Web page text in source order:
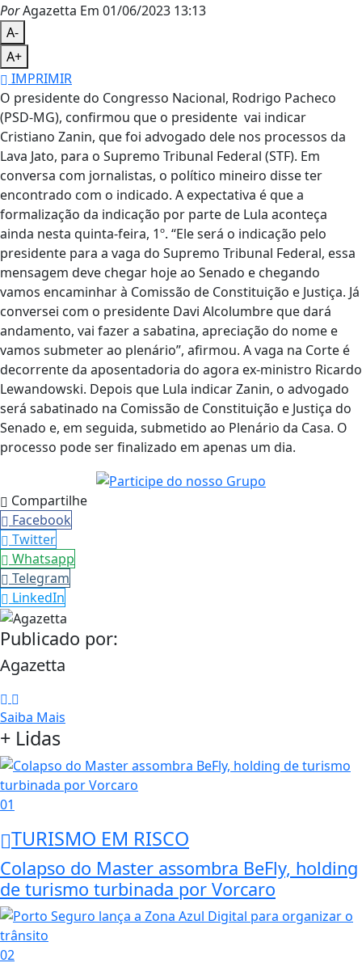
PorAgazetta Em 01/06/2023 13:13
A-
A+
IMPRIMIR
O presidente do Congresso Nacional, Rodrigo Pacheco
(PSD-MG), confirmou que o presidente vai indicar
Cristiano Zanin, que foi advogado dele nos processos da
Lava Jato, para o Supremo Tribunal Federal (STF). Em
conversa com jornalistas, o político mineiro disse ter
encontrado com o indicado. A expectativa é que a
formalização da indicação por parte de Lula aconteça
ainda nesta quinta-feira, 1º. “Ele será o indicação pelo
presidente para a vaga do Supremo Tribunal Federal, essa
mensagem deve chegar hoje ao Senado e chegando
vamos encaminhar à Comissão de Constituição e Justiça. Já
conversei com o presidente Davi Alcolumbre que dará
andamento, vai fazer a sabatina, apreciação do nome e
vamos submeter ao plenário”, afirmou. A vaga na Corte é
decorrente da aposentadoria do agora ex-ministro Ricardo
Lewandowski. Depois que Lula indicar Zanin, o advogado
será sabatinado na Comissão de Constituição e Justiça do
Senado e, em seguida, submetido ao Plenário da Casa. O
processo pode ser finalizado em apenas um dia.
Compartilhe
Facebook
Twitter
Whatsapp
Telegram
LinkedIn
Publicado por:
Agazetta
Saiba Mais
+ Lidas
01
TURISMO EM RISCO
Colapso do Master assombra BeFly, holding
de turismo turbinada por Vorcaro
02